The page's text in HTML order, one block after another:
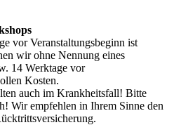
vor Veranstaltungsbeginn ist
wir ohne Nennung eines
14 Werktage vor
Kosten.
auch im Krankheitsfall! Bitte
Wir empfehlen in Ihrem Sinne den